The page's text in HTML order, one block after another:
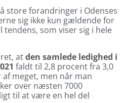
store forandringer i Odenses
sig ikke kun gældende for
tendens, som viser sig i hele
atden samlede ledighed i
faldt til 2,8 procent fra 3,0
meget, men når man
over næsten 7000
til at være en hel del